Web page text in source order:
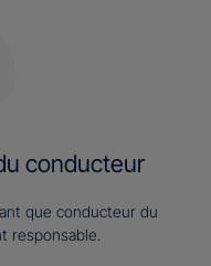
conducteur
que conducteur du
responsable.